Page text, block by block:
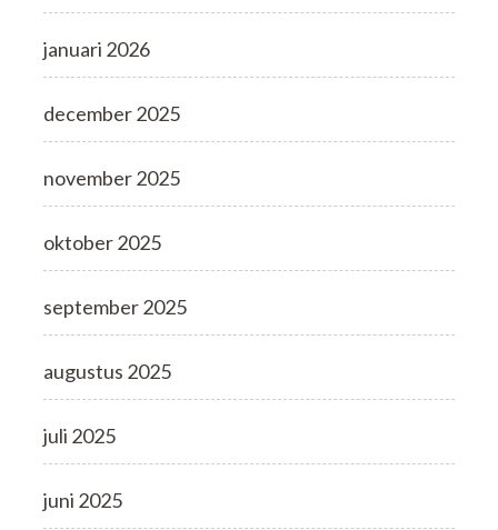
januari 2026
december 2025
november 2025
oktober 2025
september 2025
augustus 2025
juli 2025
juni 2025